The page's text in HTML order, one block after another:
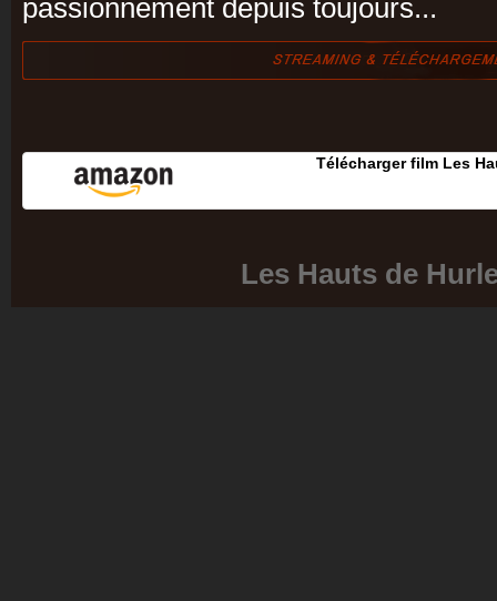
passionnément depuis toujours...
Télécharger film Les
Les Hauts de